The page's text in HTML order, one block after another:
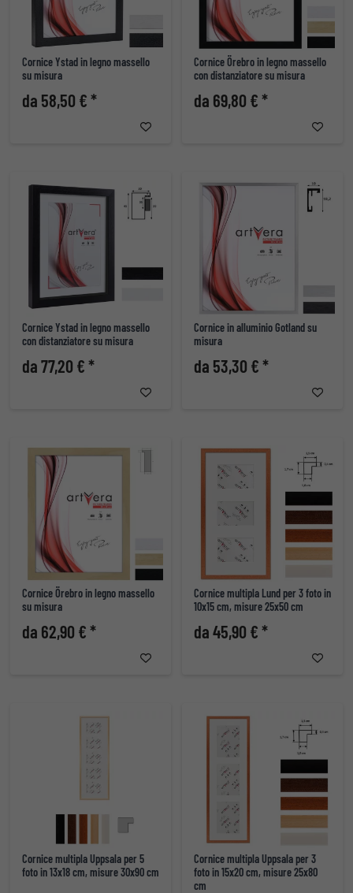
Cornice Ystad in legno massello
su misura
da 58,50 € *
Cornice Örebro in legno massello
con distanziatore su misura
da 69,80 € *
Cornice Ystad in legno massello
con distanziatore su misura
da 77,20 € *
Cornice in alluminio Gotland su
misura
da 53,30 € *
Cornice Örebro in legno massello
su misura
da 62,90 € *
Cornice multipla Lund per 3 foto in
10x15 cm, misure 25x50 cm
da 45,90 € *
Cornice multipla Uppsala per 5
foto in 13x18 cm, misure 30x90 cm
Cornice multipla Uppsala per 3
foto in 15x20 cm, misure 25x80
cm